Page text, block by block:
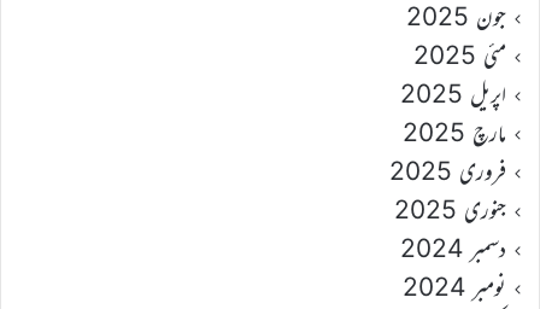
جون 2025
مئی 2025
اپریل 2025
مارچ 2025
فروری 2025
جنوری 2025
دسمبر 2024
نومبر 2024